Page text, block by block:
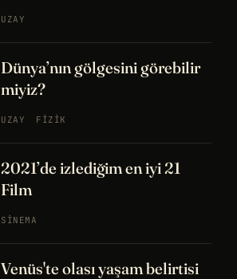
UZAY
Dünya’nın gölgesini görebilir
miyiz?
UZAY FIZIK
2021’de izlediğim en iyi 21
Film
SINEMA
Venüs'te olası yaşam belirtisi